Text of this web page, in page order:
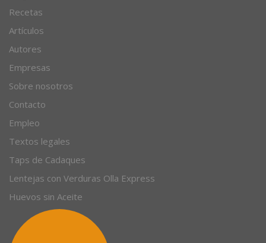
Recetas
Artículos
Autores
Empresas
Sobre nosotros
Contacto
Empleo
Textos legales
Taps de Cadaques
Lentejas con Verduras Olla Express
Huevos sin Aceite